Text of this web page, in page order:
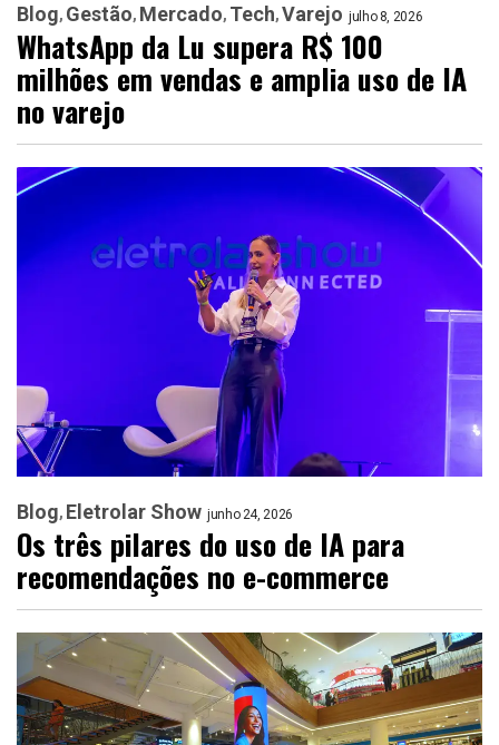
Blog Gestão Mercado Tech Varejo julho 8, 2026
WhatsApp da Lu supera R$ 100
milhões em vendas e amplia uso de IA
no varejo
Blog Eletrolar Show junho 24, 2026
Os três pilares do uso de IA para
recomendações no e-commerce